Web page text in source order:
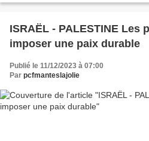
ISRAËL - PALESTINE Les
imposer une paix durable
Publié le 11/12/2023 à 07:00
Par pcfmanteslajolie